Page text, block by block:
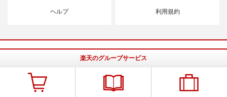
ヘルプ 利用規約
楽天のグループサービス